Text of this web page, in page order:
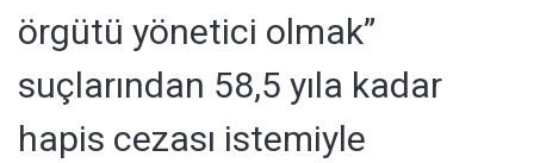
örgütü yönetici olmak”
suçlarından 58,5 yıla kadar
hapis cezası istemiyle